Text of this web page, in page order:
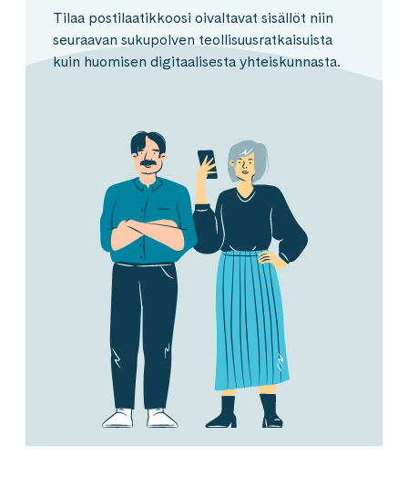
Tilaa postilaatikkoosi oivaltavat sisällöt niin
seuraavan sukupolven teollisuusratkaisuista
kuin huomisen digitaalisesta yhteiskunnasta.